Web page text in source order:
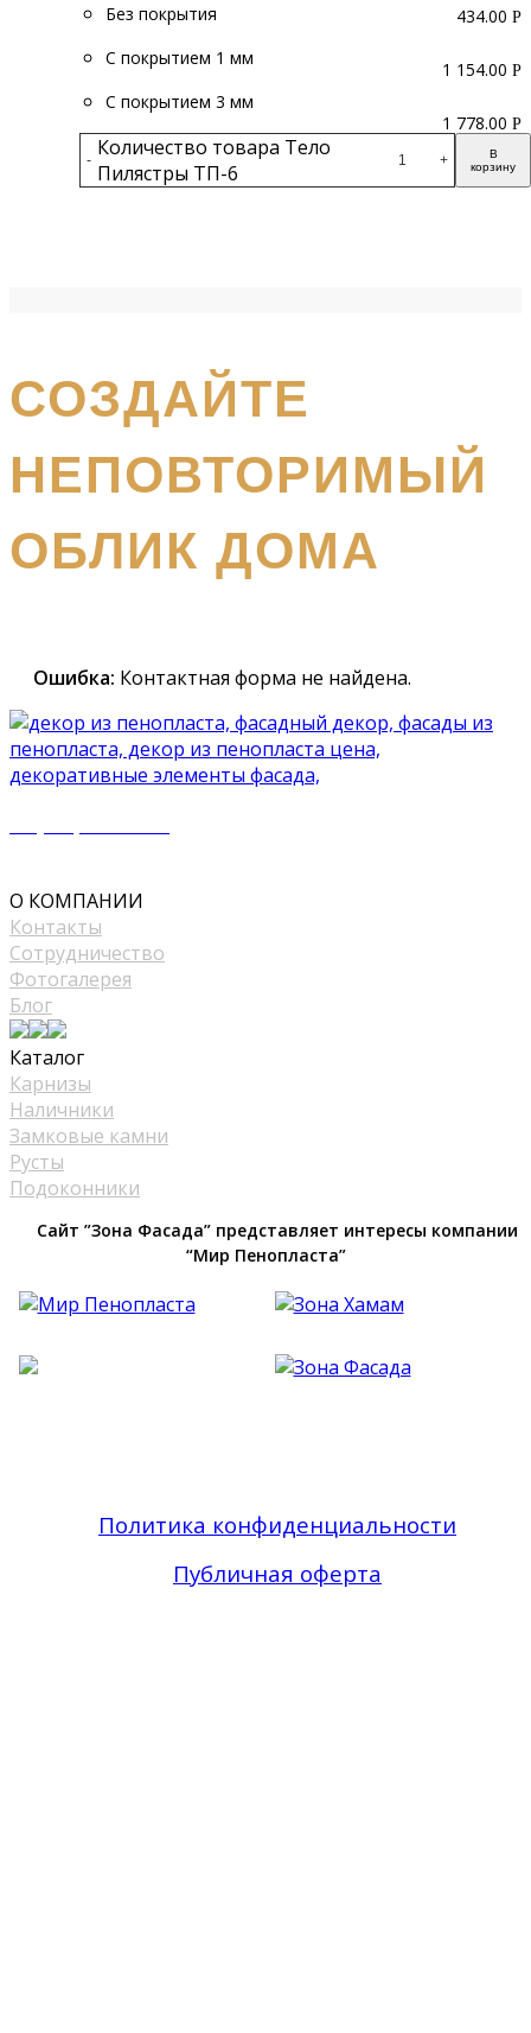
Без покрытия
С покрытием 1 мм
С покрытием 3 мм
- Количество товара Тело
Пилястры ТП-6
+
В
корзину
434.00 Р
1 154.00 Р
1 778.00 Р
СОЗДАЙТЕ
НЕПОВТОРИМЫЙ
ОБЛИК ДОМА
Ошибка: Контактная форма не найдена.
О КОМПАНИИ
Контакты
Сотрудничество
Фотогалерея
Блог
Каталог
Карнизы
Наличники
Замковые камни
Русты
Подоконники
Сайт ”Зона Фасада” представляет интересы компании
“Мир Пенопласта”
Политика конфиденциальности
Публичная оферта